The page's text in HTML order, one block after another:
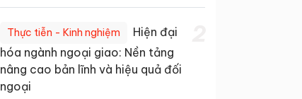
Thực tiễn - Kinh nghiệm
Hiện đại
hóa ngành ngoại giao: Nền tảng
nâng cao bản lĩnh và hiệu quả đối
ngoại